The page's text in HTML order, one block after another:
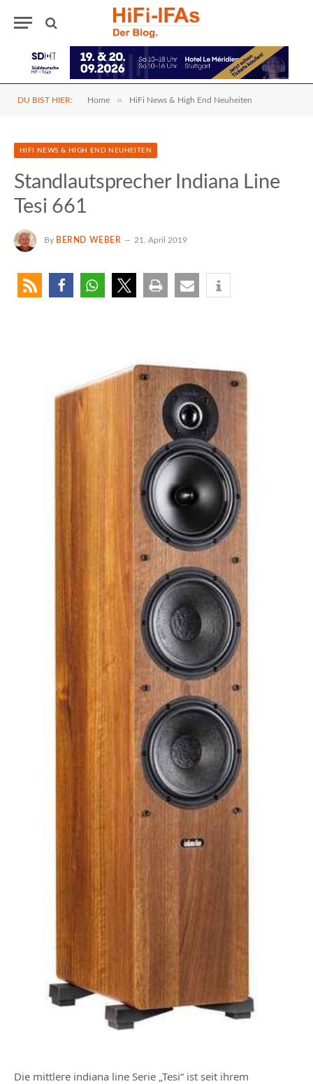
DU BIST HIER: Home » HiFi News & High End Neuheiten
HIFI NEWS & HIGH END NEUHEITEN
Standlautsprecher Indiana Line
Tesi 661
By BERND WEBER 21. April 2019
Die mittlere indiana line Serie „Tesi“ ist seit ihrem